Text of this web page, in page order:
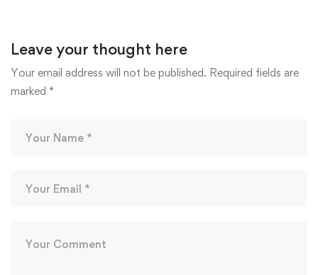
Leave your thought here
Your email address will not be published. Required fields are
marked *